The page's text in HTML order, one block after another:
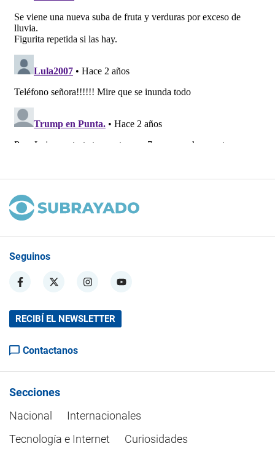
Seguinos
RECIBÍ EL NEWSLETTER
Contactanos
Secciones
Nacional
Internacionales
Tecnología e Internet
Curiosidades